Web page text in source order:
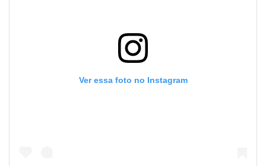
Ver essa foto no Instagram